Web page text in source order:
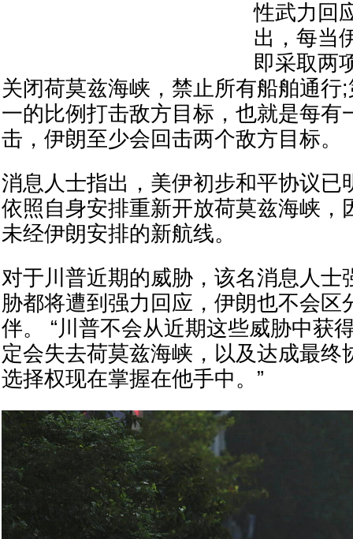
性武力回
出，每当
即采取两
关闭荷莫兹海峡，禁止所有船舶通行
一的比例打击敌方目标，也就是每有
击，伊朗至少会回击两个敌方目标。
消息人士指出，美伊初步和平协议已
依照自身安排重新开放荷莫兹海峡，
未经伊朗安排的新航线。
对于川普近期的威胁，该名消息人士
胁都将遭到强力回应，伊朗也不会区
伴。 “川普不会从近期这些威胁中获
定会失去荷莫兹海峡，以及达成最终
选择权现在掌握在他手中。”